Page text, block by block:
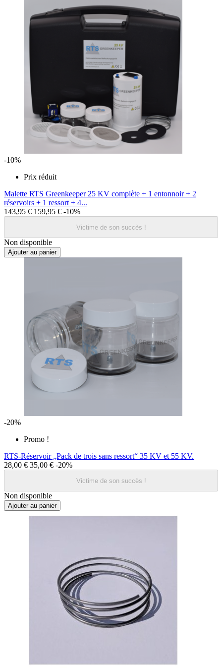
-10%
Prix réduit
Malette RTS Greenkeeper 25 KV complète + 1 entonnoir + 2
réservoirs + 1 ressort + 4...
143,95 € 159,95 € -10%
Victime de son succès !
Non disponible
Ajouter au panier
-20%
Promo !
RTS-Réservoir „Pack de trois sans ressort“ 35 KV et 55 KV.
28,00 € 35,00 € -20%
Victime de son succès !
Non disponible
Ajouter au panier